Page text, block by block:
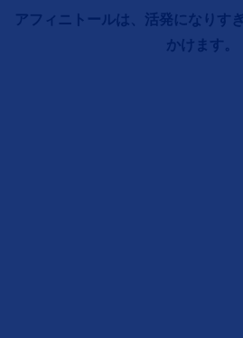
アフィニトールは、活発になりす
かけます。